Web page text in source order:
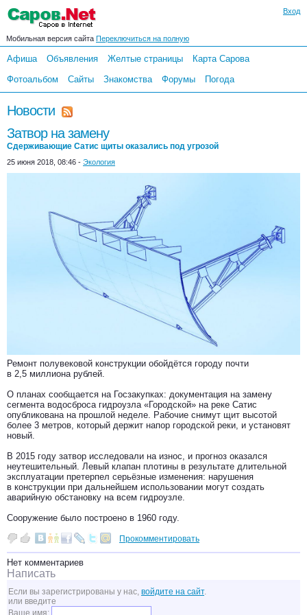
Вход
Мобильная версия сайта Переключиться на полную
Афиша Объявления Желтые страницы
Карта Сарова
Фотоальбом
Сайты Знакомства Форумы Погода
Новости
Затвор на замену
Сдерживающие Сатис щиты оказались под угрозой
25 июня 2018, 08:46 - Экология
Ремонт полувековой конструкции обойдётся городу почти
в 2,5 миллиона рублей.
О планах сообщается на Госзакупках: документация на замену
сегмента водосброса гидроузла «Городской» на реке Сатис
опубликована на прошлой неделе. Рабочие снимут щит высотой
более 3 метров, который держит напор городской реки, и установят
новый.
В 2015 году затвор исследовали на износ, и прогноз оказался
неутешительный. Левый клапан плотины в результате длительной
эксплуатации претерпел серьёзные изменения: нарушения
в конструкции при дальнейшем использовании могут создать
аварийную обстановку на всем гидроузле.
Сооружение было построено в 1960 году.
Прокомментировать
Нет комментариев
Написать
Если вы зарегистрированы у нас, войдите на сайт.
или введите